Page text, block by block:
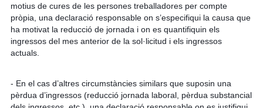
motius de cures de les persones treballadores per compte
pròpia, una declaració responsable on s’especifiqui la causa que
ha motivat la reducció de jornada i on es quantifiquin els
ingressos del mes anterior de la sol·licitud i els ingressos
actuals.
- En el cas d’altres circumstàncies similars que suposin una
pèrdua d’ingressos (reducció jornada laboral, pèrdua substancial